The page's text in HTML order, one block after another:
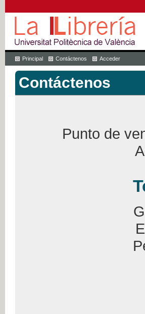
Principal Contáctenos Acceder
Contáctenos
Punto de